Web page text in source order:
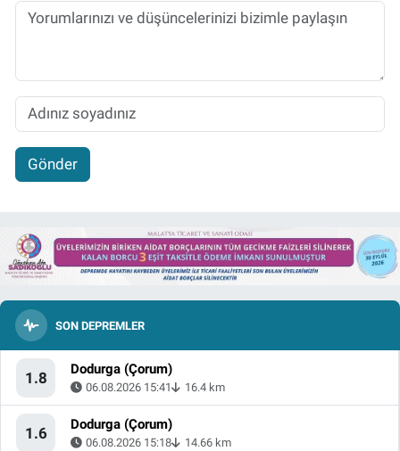
Gönder
SON DEPREMLER
1.8 Dodurga (Çorum)
06.08.2026 15:41 16.4 km
1.6 Dodurga (Çorum)
06.08.2026 15:18 14.66 km